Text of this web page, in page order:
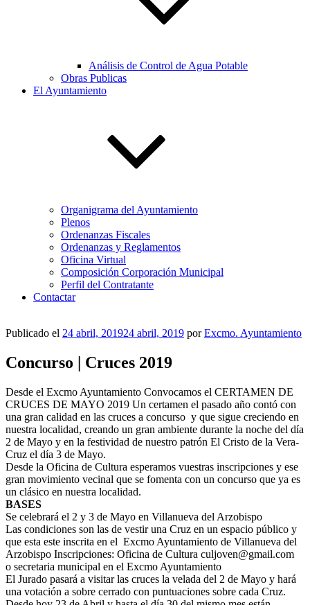
Análisis de Control de Agua Potable
Obras Publicas
El Ayuntamiento
Organigrama del Ayuntamiento
Plenos
Ordenanzas Fiscales
Ordenanzas y Reglamentos
Oficina Virtual
Composición Corporación Municipal
Perfil del Contratante
Contactar
Publicado el 24 abril, 201924 abril, 2019 porExcmo. Ayuntamiento
Concurso | Cruces 2019
Desde el Excmo Ayuntamiento Convocamos el CERTAMEN DE
CRUCES DE MAYO 2019 Un certamen el pasado año contó con
una gran calidad en las cruces a concurso y que sigue creciendo en
nuestra localidad, creando un gran ambiente durante la noche del día
2 de Mayo y en la festividad de nuestro patrón El Cristo de la Vera-
Cruz el día 3 de Mayo.
Desde la Oficina de Cultura esperamos vuestras inscripciones y ese
gran movimiento vecinal que se fomenta con un concurso que ya es
un clásico en nuestra localidad.
BASES
Se celebrará el 2 y 3 de Mayo en Villanueva del Arzobispo
Las condiciones son las de vestir una Cruz en un espacio público y
que esta este inscrita en el Excmo Ayuntamiento de Villanueva del
Arzobispo Inscripciones: Oficina de Cultura culjoven@gmail.com
o secretaria municipal en el Excmo Ayuntamiento
El Jurado pasará a visitar las cruces la velada del 2 de Mayo y hará
una votación a sobre cerrado con puntuaciones sobre cada Cruz.